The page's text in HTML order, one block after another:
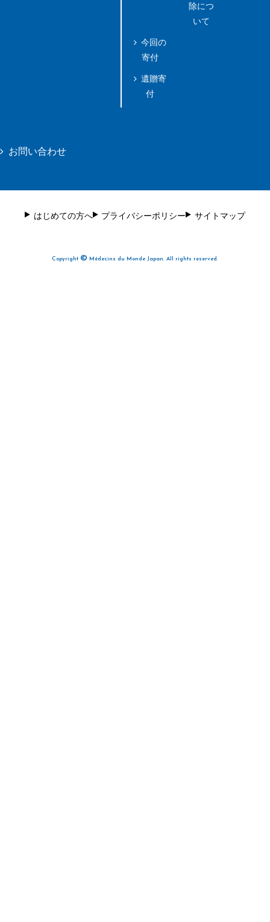
今回の
寄付
遺贈寄
付
除につ
いて
お問い合わせ
はじめての方へ プライバシーポリシー サイトマップ
Copyright © Médecins du Monde Japan. All rights reserved.